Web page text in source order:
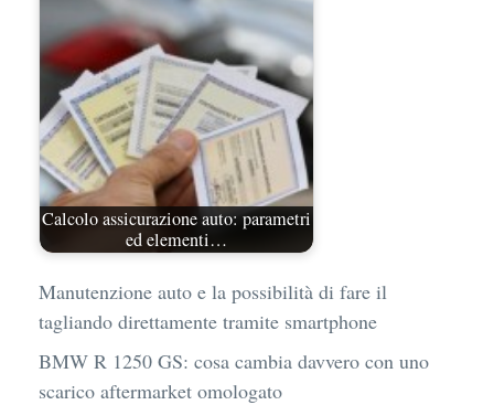
Calcolo assicurazione auto: parametri
ed elementi…
Manutenzione auto e la possibilità di fare il
tagliando direttamente tramite smartphone
BMW R 1250 GS: cosa cambia davvero con uno
scarico aftermarket omologato